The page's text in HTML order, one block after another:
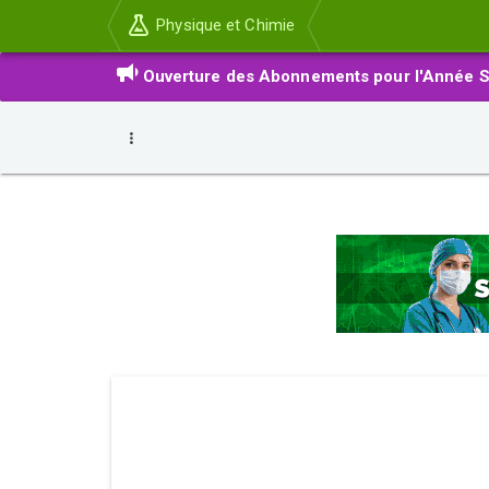
Physique et Chimie
Ouverture des Abonnements pour l'Année